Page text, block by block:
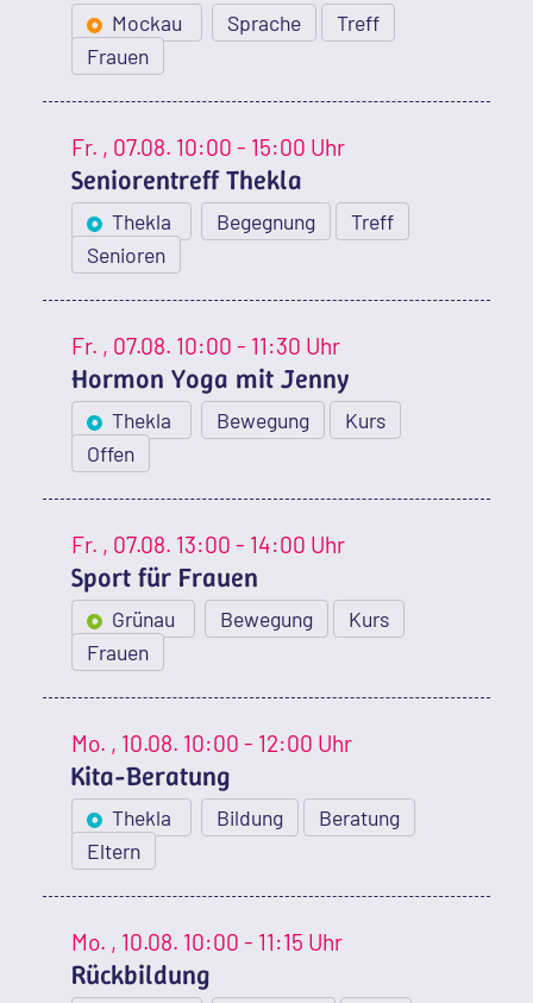
Mockau Sprache
Treff
Frauen
Fr. , 07.08. 10:00 - 15:00 Uhr
Seniorentreff Thekla
Thekla Begegnung
Treff
Senioren
Fr. , 07.08. 10:00 - 11:30 Uhr
Hormon Yoga mit Jenny
Thekla Bewegung
Kurs
Offen
Fr. , 07.08. 13:00 - 14:00 Uhr
Sport für Frauen
Grünau Bewegung
Kurs
Frauen
Mo. , 10.08. 10:00 - 12:00 Uhr
Kita-Beratung
Thekla Bildung
Beratung
Eltern
Mo. , 10.08. 10:00 - 11:15 Uhr
Rückbildung